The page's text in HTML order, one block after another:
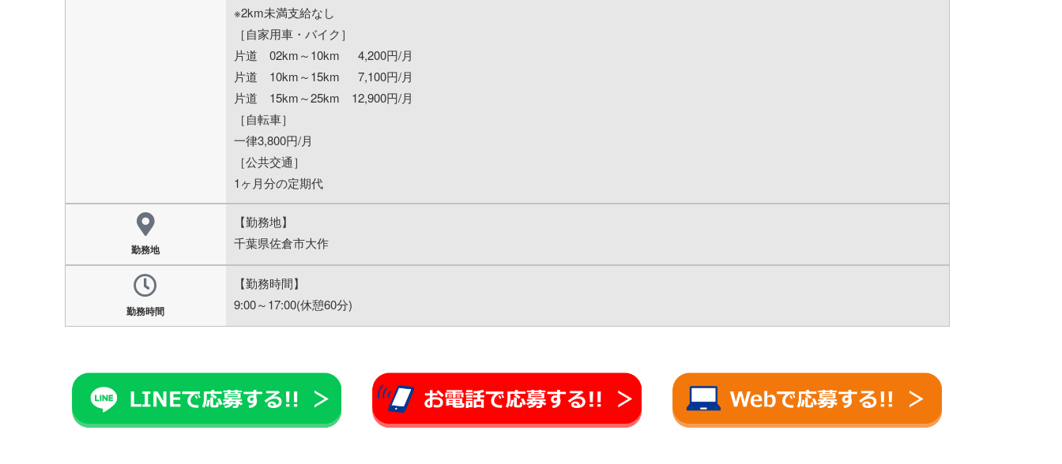
※2km未満支給なし
［自家用車・バイク］
片道 02km～10km 4,200円/月
片道 10km～15km 7,100円/月
片道 15km～25km 12,900円/月
［自転車］
一律3,800円/月
［公共交通］
1ヶ月分の定期代
勤務地
【勤務地】
千葉県佐倉市大作
勤務時間
【勤務時間】
9:00～17:00(休憩60分)